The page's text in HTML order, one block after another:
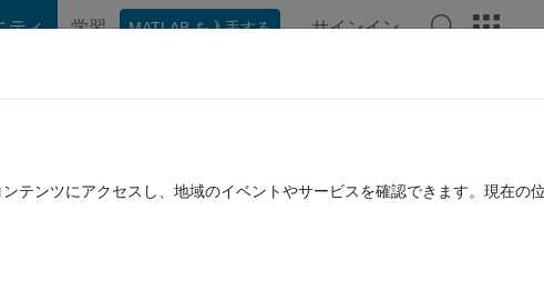
ティ 学習 MATLAB を入手する サインイン
に関する FAQ
テンツにアクセスし、地域のイベントやサービスを確認できます。現在の